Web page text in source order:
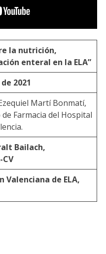
la nutrición,
enteral en la ELA”
2021
Martí Bonmatí,
Farmacia del Hospital
Bailach,
Valenciana de ELA,